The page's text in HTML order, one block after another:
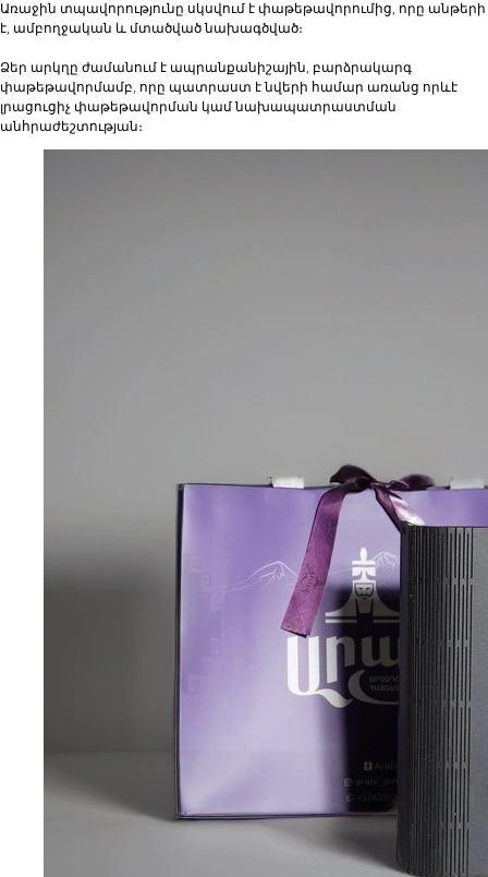
Առաջին տպավորությունը սկսվում է փաթեթավորումից, որը անթերի
է, ամբողջական և մտածված նախագծված։
Ձեր արկղը ժամանում է ապրանքանիշային, բարձրակարգ
փաթեթավորմամբ, որը պատրաստ է նվերի համար առանց որևէ
լրացուցիչ փաթեթավորման կամ նախապատրաստման
անհրաժեշտության։